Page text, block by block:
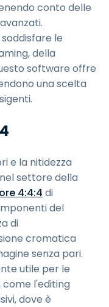
conto delle
le
della
software offre
una scelta
e la nitidezza
settore della
4:4:4 di
del
di
cromatica
senza pari.
utile per le
l'editing
dove è